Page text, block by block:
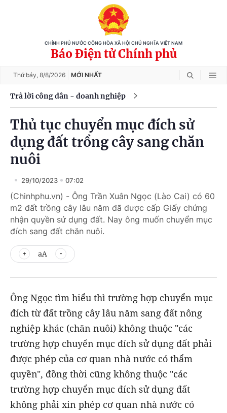
CHÍNH PHỦ NƯỚC CỘNG HÒA XÃ HỘI CHỦ NGHĨA VIỆT NAM
Báo Điện tử Chính phủ
Thứ bảy, 8/8/2026 MỚI NHẤT
Trả lời công dân - doanh nghiệp
Thủ tục chuyển mục đích sử
dụng đất trồng cây sang chăn
nuôi
29/10/2023 07:02
(Chinhphu.vn) - Ông Trần Xuân Ngọc (Lào Cai) có 60
m2 đất trồng cây lâu năm đã được cấp Giấy chứng
nhận quyền sử dụng đất. Nay ông muốn chuyển mục
đích sang đất chăn nuôi.
aA
Ông Ngọc tìm hiểu thì trường hợp chuyển mục
đích từ đất trồng cây lâu năm sang đất nông
nghiệp khác (chăn nuôi) không thuộc "các
trường hợp chuyển mục đích sử dụng đất phải
được phép của cơ quan nhà nước có thẩm
quyền", đồng thời cũng không thuộc "các
trường hợp chuyển mục đích sử dụng đất
không phải xin phép cơ quan nhà nước có